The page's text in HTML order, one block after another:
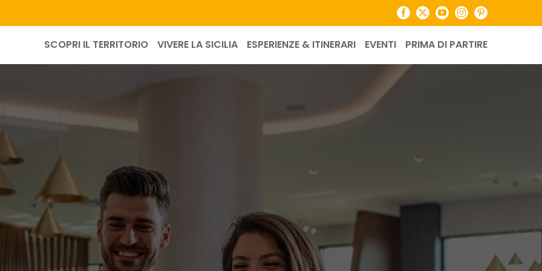
Facebook
X YouTubeInstagramPinterest
SCOPRI IL TERRITORIO VIVERE LA SICILIA ESPERIENZE & ITINERARI EVENTI PRIMA DI PARTIRE